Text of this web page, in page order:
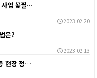
사업 꽃필…
2023.02.20
은?
2023.02.13
디지털치료제 유명무실 우려 확대, 급여화 등 현장 정착…